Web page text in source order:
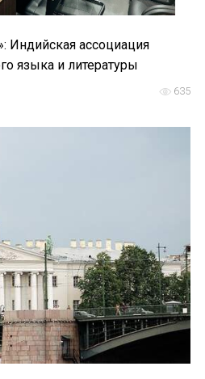
Индийская ассоциация
языка и литературы
635